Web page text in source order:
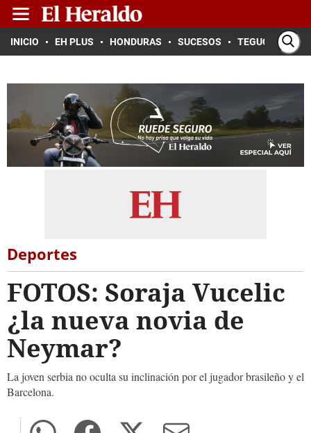
INICIO EH PLUS HONDURAS SUCESOS TEGUCIGALPA
Deportes
FOTOS: Soraja Vucelic
¿la nueva novia de
Neymar?
La joven serbia no oculta su inclinación por el jugador brasileño y el
Barcelona.